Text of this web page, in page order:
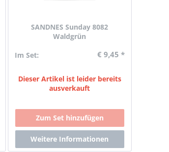
SANDNES Sunday 8082
Waldgrün
Im Set:
€ 9,45 *
Dieser Artikel ist leider bereits
ausverkauft